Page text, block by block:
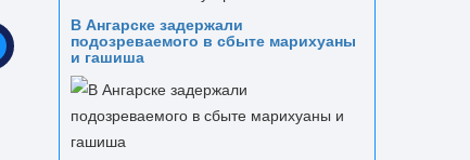
В Ангарске задержали
подозреваемого в сбыте марихуаны
и гашиша